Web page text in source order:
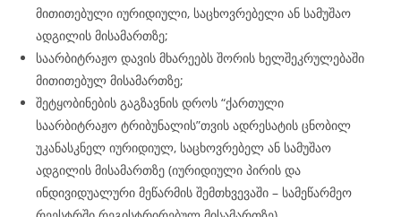
მითითებული იურიდიული, საცხოვრებელი ან სამუშაო
ადგილის მისამართზე;
საარბიტრაჟო დავის მხარეებს შორის ხელშეკრულებაში
მითითებულ მისამართზე;
შეტყობინების გაგზავნის დროს “ქართული
საარბიტრაჟო ტრიბუნალის”თვის ადრესატის ცნობილ
უკანასკნელ იურიდიულ, საცხოვრებელ ან სამუშაო
ადგილის მისამართზე (იურიდიული პირის და
ინდივიდუალური მეწარმის შემთხვევაში – სამეწარმეო